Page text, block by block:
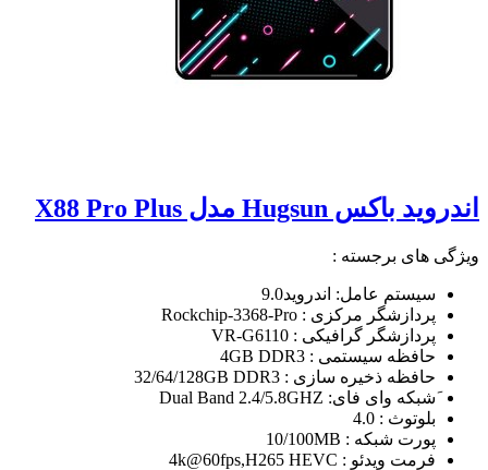
اندروید باکس Hugsun مدل X88 Pro Plus
ویژگی های برجسته :
سیستم عامل: اندروید9.0
پردازشگر مرکزی : Rockchip-3368-Pro
پردازشگر گرافیکی : VR-G6110
حافظه سیستمی : 4GB DDR3
حافظه ذخیره سازی : 32/64/128GB DDR3
َشبکه وای فای: Dual Band 2.4/5.8GHZ
بلوتوث : 4.0
پورت شبکه : 10/100MB
فرمت ویدئو : 4k@60fps,H265 HEVC